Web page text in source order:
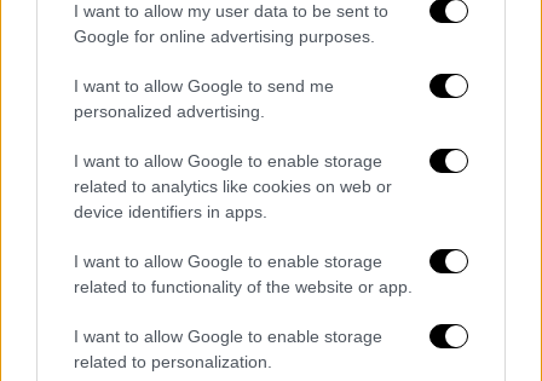
I want to allow my user data to be sent to
Google for online advertising purposes.
I want to allow Google to send me
personalized advertising.
I want to allow Google to enable storage
related to analytics like cookies on web or
device identifiers in apps.
I want to allow Google to enable storage
related to functionality of the website or app.
I want to allow Google to enable storage
related to personalization.
βγαίνει από το δωμάτιο του ξενοδοχείο του
και να ξεκινά τηνπεζοπορία.
Σύμφωνα με το Mega, η διαδρομή που έκανε
όταν χάθηκε θεωρείται βατή και είναι στο
κεντρικό σημείο του νησιού, ωστόσο για να
τη διανύσει κανείς χρειάζεται πάνω από 4
ώρες καθώς είναι πάνω από 20 χλμ.
Τους καλοκαιρινούς μήνες μάλιστα λόγω του
καιρού και της θερμοκρασίας η διαδρομή
Στο σημείο έχουν σπεύσει και δυνάμεις της